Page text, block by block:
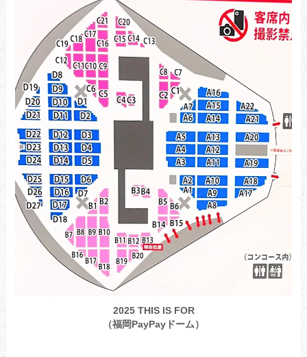
2025 THIS IS FOR
（福岡PayPayドーム）